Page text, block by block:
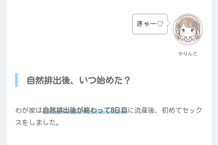
かりんと
きゃー♡
自然排出後、いつ始めた？
わが家は自然排出後が終わって8日目に流産後、初めてセック
スをしました。